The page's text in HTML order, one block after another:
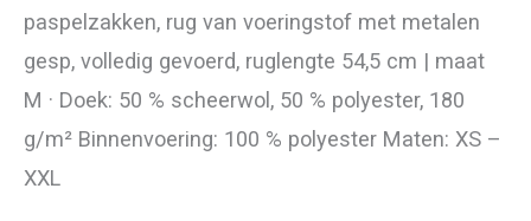
paspelzakken, rug van voeringstof met metalen
gesp, volledig gevoerd, ruglengte 54,5 cm | maat
M · Doek: 50 % scheerwol, 50 % polyester, 180
g/m² Binnenvoering: 100 % polyester Maten: XS –
XXL